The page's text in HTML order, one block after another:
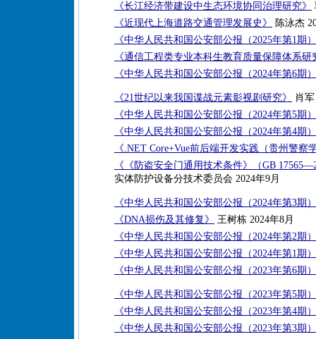
《长江经济带建设中生态环境协同治理研究》
《近现代上海道路交通管理发展史》
陈泳杰
《中华人民共和国公安部公报（2025年第1期
《通信工程类专业本科生教育质量保障体系
《中华人民共和国公安部公报（2024年第6期
《21世纪以来我国谍战元素影视剧研究》
肖
《中华人民共和国公安部公报（2024年第5期
《中华人民共和国公安部公报（2024年第4期
《.NET Core+Vue前后端开发实践（贵州警
《《防盗安全门通用技术条件》（GB
实体防护设备分技术委员会 2024年9月
《中华人民共和国公安部公报（2024年第3期
《DNA损伤及其修复》
王树栋 2024年8月
《中华人民共和国公安部公报（2024年第2期
《中华人民共和国公安部公报（2024年第1期
《中华人民共和国公安部公报（2023年第6期
《中华人民共和国公安部公报（2023年第5期
《中华人民共和国公安部公报（2023年第4期
《中华人民共和国公安部公报（2023年第3期